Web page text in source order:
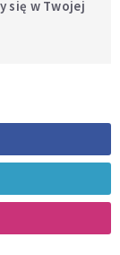
się w Twojej